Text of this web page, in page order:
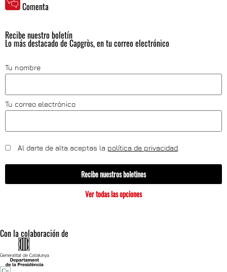
Comenta
Recibe nuestro boletín
Lo más destacado de Capgròs, en tu correo electrónico
Tu nombre
Tu correo electrónico
Al darte de alta aceptas la política de privacidad
Recibe nuestros boletines
Ver todas las opciones
Con la colaboración de